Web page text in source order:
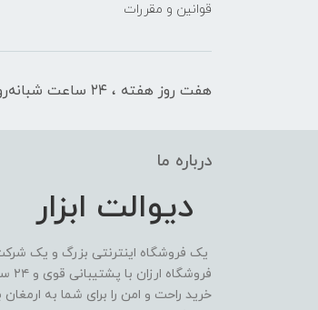
قوانین و مقررات
هفت روز هفته ، ۲۴ ساعت شبانه‌روز پاسخگوی شما هستیم
درباره ما
دیوالت ابزار
یک فروشگاه اینترنتی بزرگ و یک
خرید راحت و امن را برای شما به ارمغان